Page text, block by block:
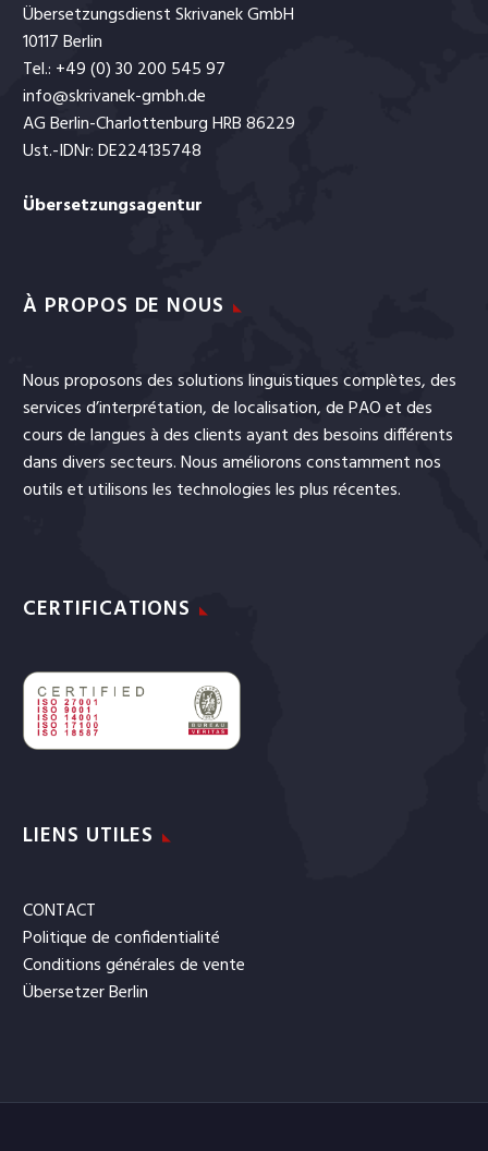
Übersetzungsdienst Skrivanek GmbH
10117 Berlin
Tel.: +49 (0) 30 200 545 97
info@skrivanek-gmbh.de
AG Berlin-Charlottenburg HRB 86229
Ust.-IDNr: DE224135748
Übersetzungsagentur
À PROPOS DE NOUS
Nous proposons des solutions linguistiques complètes, des
servicesd’interprétation, delocalisation, dePAOetdes
cours de languesà des clients ayant des besoins différents
dans divers secteurs. Nous améliorons constamment nos
outils et utilisons les technologies les plus récentes.
CERTIFICATIONS
LIENS UTILES
CONTACT
Politique de confidentialité
Conditions générales de vente
Übersetzer Berlin